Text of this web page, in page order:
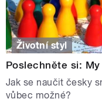
Životní styl
Poslechněte si:
Jak se naučit česky
vůbec možné?